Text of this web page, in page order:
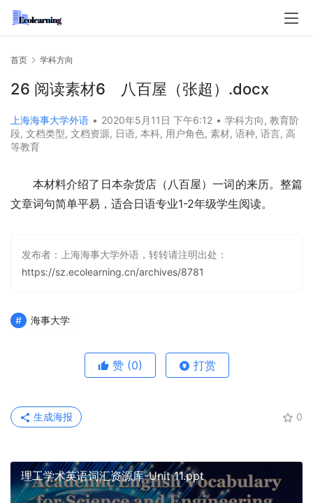
首页 学科方向
26 阅读素材6 八百屋（张超）.docx
上海海事大学外语 • 2020年5月11日 下午6:12 • 学科方向, 教育阶
段, 文档类型, 文档资源, 日语, 本科, 用户角色, 素材, 语种, 语言, 高
等教育
本材料介绍了日本杂货店（八百屋）一词的来历。整篇
文章词句简单平易，适合日语专业1-2年级学生阅读。
发布者：上海海事大学外语，转转请注明出处：
https://sz.ecolearning.cn/archives/8781
海事大学
赞 (0) 打赏
0
生成海报
理工学术英语词汇资源库-Unit 11.ppt